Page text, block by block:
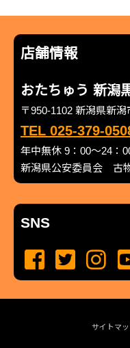
店舗情報
おたちゅう 新潟
〒950-1102 新潟県新
TEL 025-379-
年中無休 9：00～24：
新潟県公安委員会 古
SNS
サイトマ